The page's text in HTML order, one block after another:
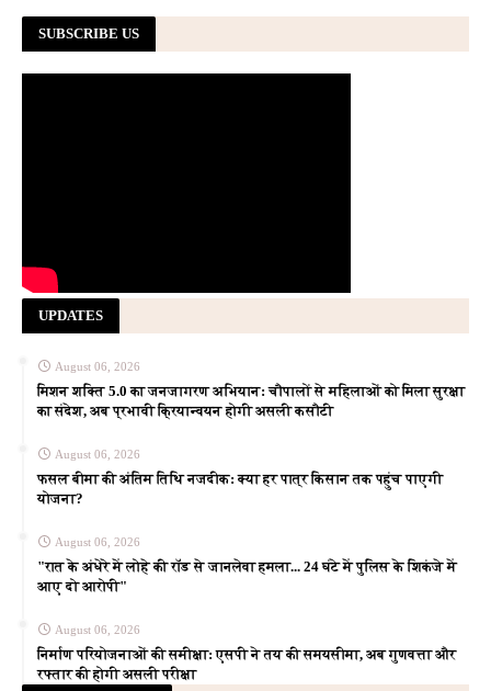
SUBSCRIBE US
UPDATES
August 06, 2026
मिशन शक्ति 5.0 का जनजागरण अभियान: चौपालों से महिलाओं को मिला सुरक्षा
का संदेश, अब प्रभावी क्रियान्वयन होगी असली कसौटी
August 06, 2026
फसल बीमा की अंतिम तिथि नजदीक: क्या हर पात्र किसान तक पहुंच पाएगी
योजना?
August 06, 2026
"रात के अंधेरे में लोहे की रॉड से जानलेवा हमला... 24 घंटे में पुलिस के शिकंजे में
आए दो आरोपी"
August 06, 2026
निर्माण परियोजनाओं की समीक्षा: एसपी ने तय की समयसीमा, अब गुणवत्ता और
रफ्तार की होगी असली परीक्षा